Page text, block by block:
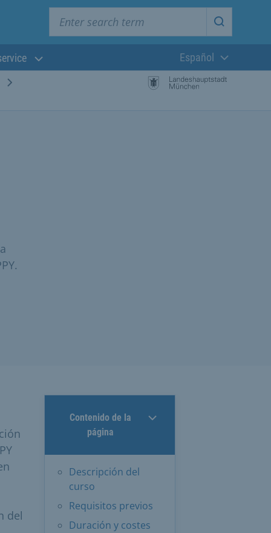
Start
Lengua actual:
Español
Contenido de la
página
Descripción del
curso
Requisitos previos
Duración y costes
del